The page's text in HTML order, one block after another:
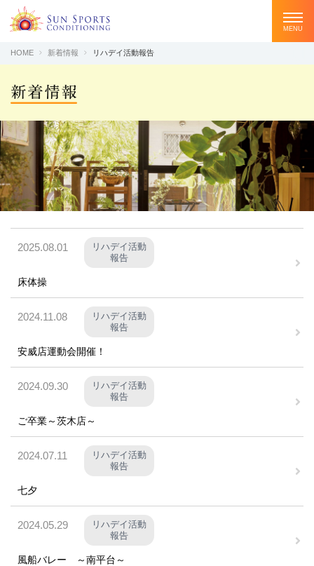
スタッフ紹介
サービス紹介
施設紹介
お客様の声
新着情報
サイトマップ
HOME 新着情報 リハデイ活動報告
CLOSE
2025.08.01
リハデイ活動
報告
床体操
2024.11.08
リハデイ活動
報告
安威店運動会開催！
2024.09.30
リハデイ活動
報告
ご卒業～茨木店～
2024.07.11
リハデイ活動
報告
七夕
2024.05.29
リハデイ活動
報告
風船バレー ～南平台～